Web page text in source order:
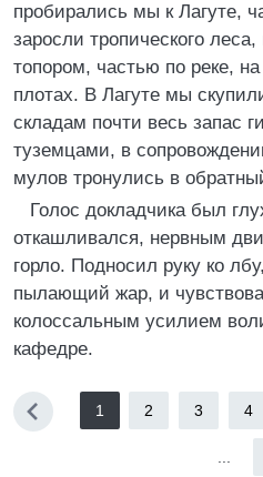
пробирались мы к Лагуте,
заросли тропического
топором, частью по реке,
плотах. В Лагуте мы
складам почти весь запас
туземцами, в
мулов тронулись в
Голос докладчика был
откашливался, нервным
горло. Подносил руку ко
пылающий жар, и
колоссальным усилием
кафедре.
1 2 3 4